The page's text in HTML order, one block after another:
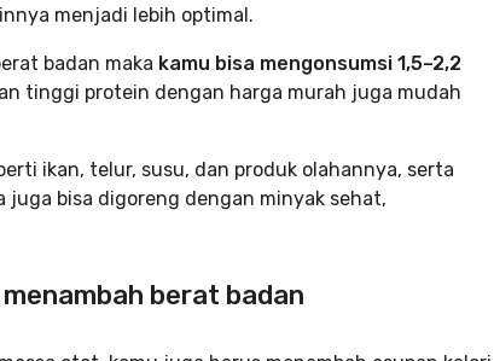
menjadi lebih optimal.
badan maka kamu bisa mengonsumsi 1,5–2,2
tinggi protein dengan harga murah juga mudah
ikan, telur, susu, dan produk olahannya, serta
juga bisa digoreng dengan minyak sehat,
berat badan